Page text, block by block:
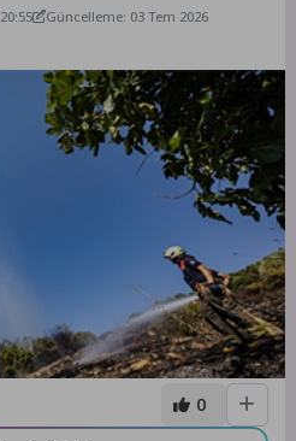
Güncelleme: 03 Tem 2026
0